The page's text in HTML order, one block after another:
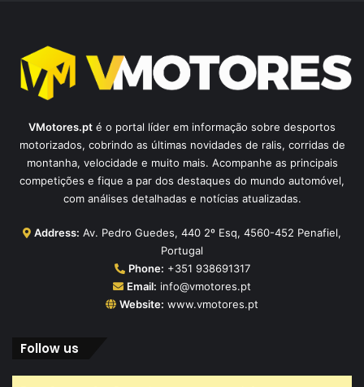
VMotores.pt é o portal líder em informação sobre desportos
motorizados, cobrindo as últimas novidades de ralis, corridas de
montanha, velocidade e muito mais. Acompanhe as principais
competições e fique a par dos destaques do mundo automóvel,
com análises detalhadas e notícias atualizadas.
Address: Av. Pedro Guedes, 440 2º Esq, 4560-452 Penafiel,
Portugal
Phone: +351 938691317
Email: info@vmotores.pt
Website: www.vmotores.pt
Follow us